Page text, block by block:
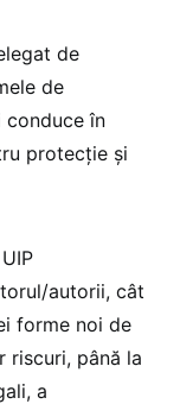
de
de
în
protecție și
autorii, cât
forme noi de
riscuri, până la
a